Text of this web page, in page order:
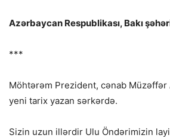
Azərbaycan Respublikası, Bakı
***
Möhtərəm Prezident, cənab Müzəffər
yeni tarix yazan sərkərdə.
Sizin uzun illərdir Ulu Öndərimizin